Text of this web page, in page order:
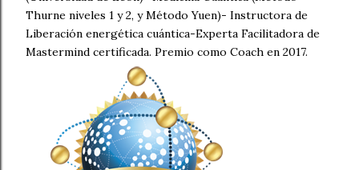
Thurne niveles 1 y 2, y Método Yuen)- Instructora de
Liberación energética cuántica-Experta Facilitadora de
Mastermind certificada. Premio como Coach en 2017.